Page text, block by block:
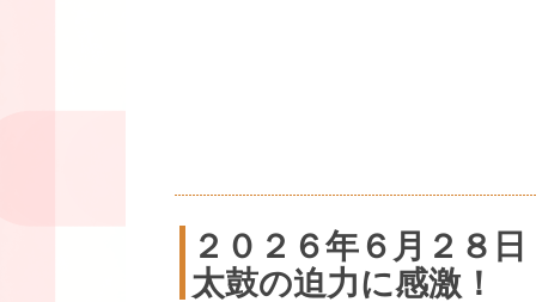
２０２６年６月２８日
太鼓の迫力に感激！